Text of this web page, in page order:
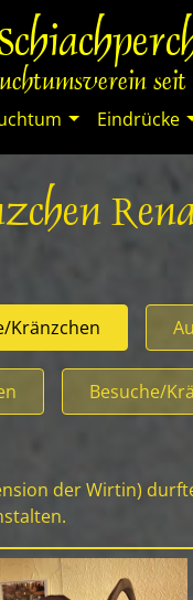
seit
Eindrücke
Kränzchen
Besuche/
der Wirtin)